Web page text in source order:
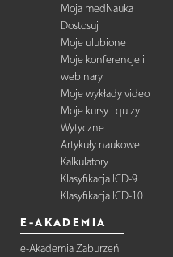
Moja medNauka
Dostosuj
Moje ulubione
Moje konferencje i
webinary
Moje wykłady video
Moje kursy i quizy
Wytyczne
Artykuły naukowe
Kalkulatory
Klasyfikacja ICD-9
Klasyfikacja ICD-10
E-AKADEMIA
e-Akademia Zaburzeń